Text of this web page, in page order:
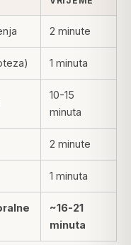
2 minute
1 minuta
10-15
minuta
2 minute
1 minuta
~16-21
minuta